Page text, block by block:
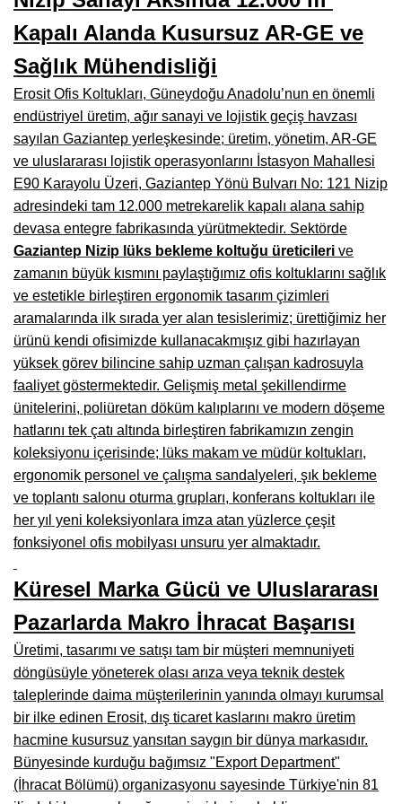
Manisa Mobilyacılar, Mobilya Fabrikaları, Mağazaları
Osmaniye Mobilyacılar, Mobilya Mağazaları, İmalatçıları
Düzce Mobilyacılar, Mobilya Mağazaları, Fabrikaları
Samsun Mobilyacıları, Mobilya Fabrikaları, Mağazaları
Balıkesir Mobilya Mağazaları, Fabrikaları, İmalatçıları
Kahramanmaraş Mobilya İmalatçıları, Mağazaları, Fabrikaları
Mardin Mobilyacılar, Mağazaları, İmalatçıları
Diyarbakır Mobilyacılar, Mobilya Firmaları, İmalatçıları
Şanlıurfa Mobilyacılar, Mobilya Mağazaları, Firmaları
Trabzon Mobilyacılar, Mobilya İmalatçıları, Mağazaları
Erzurum Mobilyacılar, Mobilya İmalatçıları, Mağazaları
Afyon Mobilyacılar, Mobilya Mağazaları, İmalatçıları
Çanakkale Mobilyacılar, Mobilya Fabrikaları, Mağazaları
Karabağlar Mobilyacıları, Mobilya İmalatçıları, Firmaları
Aydın Mobilya Mağazaları, Firmaları, Dekorasyon Firmaları
Bilecik Mobilyacılar, Mobilya İmalatçıları, Mağazaları
Denizli Mobilyacılar, Mobilya Üreticileri, Mağazaları
Adıyaman Mobilyacılar, Mobilya İmalatçıları, Mağazaları
Ağrı Mobilyacılar, Mobilya İmalatçıları, Mağazaları
Edirne Mobilyacilar, Mobilya İmalatçıları, Mağazaları
Erzincan Mobilyacılar, Mobilya İmalatçıları, Mağazaları
Yozgat Mobilya Mağazaları, İmalatçıları, Mobilyacıları
Kapalı Alanda Kusursuz AR-GE ve
Sağlık Mühendisliği
Erosit Ofis Koltukları, Güneydoğu Anadolu’nun en önemli
endüstriyel üretim, ağır sanayi ve lojistik geçiş havzası
sayılan Gaziantep yerleşkesinde; üretim, yönetim, AR-GE
ve uluslararası lojistik operasyonlarını İstasyon Mahallesi
E90 Karayolu Üzeri, Gaziantep Yönü Bulvarı No: 121 Nizip
adresindeki tam 12.000 metrekarelik kapalı alana sahip
devasa entegre fabrikasında yürütmektedir. Sektörde
Gaziantep Nizip lüks bekleme koltuğu üreticileri ve
zamanın büyük kısmını paylaştığımız ofis koltuklarını sağlık
ve estetikle birleştiren ergonomik tasarım çizimleri
aramalarında ilk sırada yer alan tesislerimiz; ürettiğimiz her
ürünü kendi ofisimizde kullanacakmışız gibi hazırlayan
yüksek görev bilincine sahip uzman çalışan kadrosuyla
faaliyet göstermektedir. Gelişmiş metal şekillendirme
ünitelerini, poliüretan döküm kalıplarını ve modern döşeme
hatlarını tek çatı altında birleştiren fabrikamızın zengin
koleksiyonu içerisinde; lüks makam ve müdür koltukları,
ergonomik personel ve çalışma sandalyeleri, şık bekleme
ve toplantı salonu oturma grupları, konferans koltukları ile
her yıl yeni koleksiyonlara imza atan yüzlerce çeşit
fonksiyonel ofis mobilyası unsuru yer almaktadır.
Küresel Marka Gücü ve Uluslararası
Pazarlarda Makro İhracat Başarısı
Üretimi, tasarımı ve satışı tam bir müşteri memnuniyeti
döngüsüyle yöneterek olası arıza veya teknik destek
taleplerinde daima müşterilerinin yanında olmayı kurumsal
bir ilke edinen Erosit, dış ticaret kaslarını makro üretim
hacmine kusursuz yansıtan saygın bir dünya markasıdır.
Bünyesinde kurduğu bağımsız "Export Department"
(İhracat Bölümü) organizasyonu sayesinde Türkiye'nin 81